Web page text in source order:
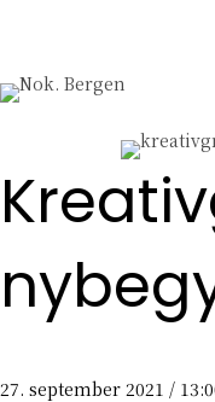
27. september 2021 /